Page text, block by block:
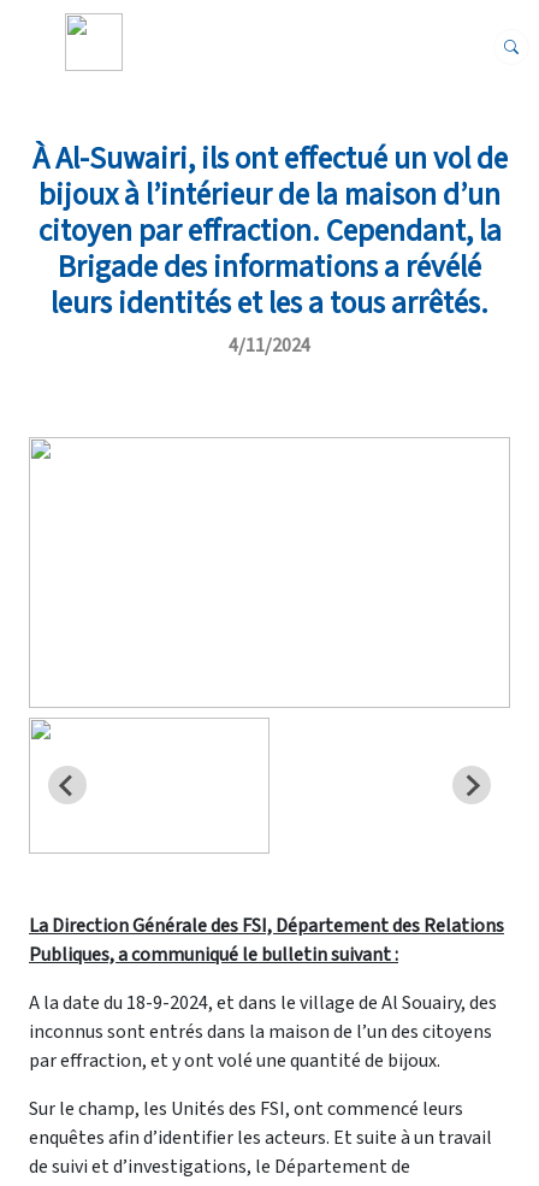
À Al-Suwairi, ils ont effectué un vol de
bijoux à l’intérieur de la maison d’un
citoyen par effraction. Cependant, la
Brigade des informations a révélé
leurs identités et les a tous arrêtés.
4/11/2024
La Direction Générale des FSI, Département des Relations
Publiques, a communiqué le bulletin suivant :
A la date du 18-9-2024, et dans le village de Al Souairy, des
inconnus sont entrés dans la maison de l’un des citoyens
par effraction, et y ont volé une quantité de bijoux.
Sur le champ, les Unités des FSI, ont commencé leurs
enquêtes afin d’identifier les acteurs. Et suite à un travail
de suivi et d’investigations, le Département de